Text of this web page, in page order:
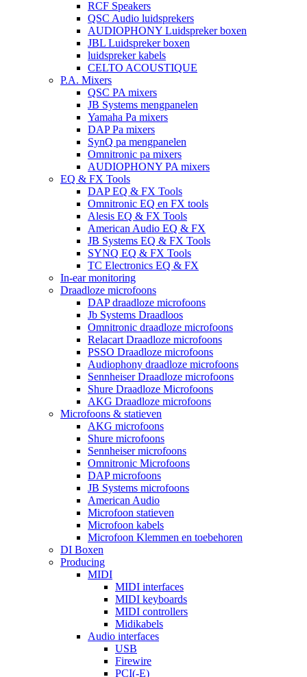
RCF Speakers
QSC Audio luidsprekers
AUDIOPHONY Luidspreker boxen
JBL Luidspreker boxen
luidspreker kabels
CELTO ACOUSTIQUE
P.A. Mixers
QSC PA mixers
JB Systems mengpanelen
Yamaha Pa mixers
DAP Pa mixers
SynQ pa mengpanelen
Omnitronic pa mixers
AUDIOPHONY PA mixers
EQ & FX Tools
DAP EQ & FX Tools
Omnitronic EQ en FX tools
Alesis EQ & FX Tools
American Audio EQ & FX
JB Systems EQ & FX Tools
SYNQ EQ & FX Tools
TC Electronics EQ & FX
In-ear monitoring
Draadloze microfoons
DAP draadloze microfoons
Jb Systems Draadloos
Omnitronic draadloze microfoons
Relacart Draadloze microfoons
PSSO Draadloze microfoons
Audiophony draadloze microfoons
Sennheiser Draadloze microfoons
Shure Draadloze Microfoons
AKG Draadloze microfoons
Microfoons & statieven
AKG microfoons
Shure microfoons
Sennheiser microfoons
Omnitronic Microfoons
DAP microfoons
JB Systems microfoons
American Audio
Microfoon statieven
Microfoon kabels
Microfoon Klemmen en toebehoren
DI Boxen
Producing
MIDI
MIDI interfaces
MIDI keyboards
MIDI controllers
Midikabels
Audio interfaces
USB
Firewire
PCI(-E)